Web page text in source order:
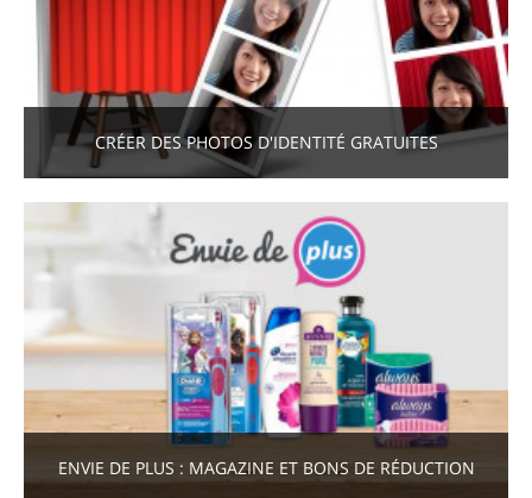
CRÉER DES PHOTOS D'IDENTITÉ GRATUITES
ENVIE DE PLUS : MAGAZINE ET BONS DE RÉDUCTION